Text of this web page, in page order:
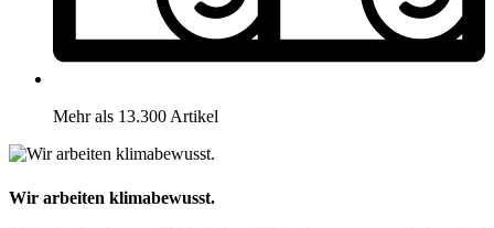
Mehr als 13.300 Artikel
Wir arbeiten klimabewusst.